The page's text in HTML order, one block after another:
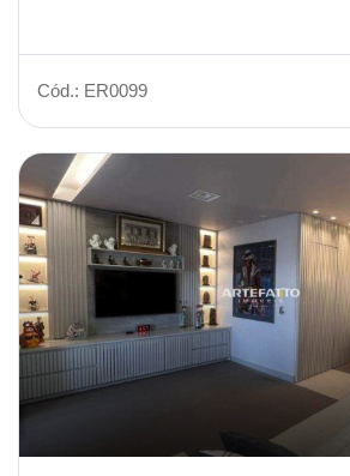
Cód.: ER0099